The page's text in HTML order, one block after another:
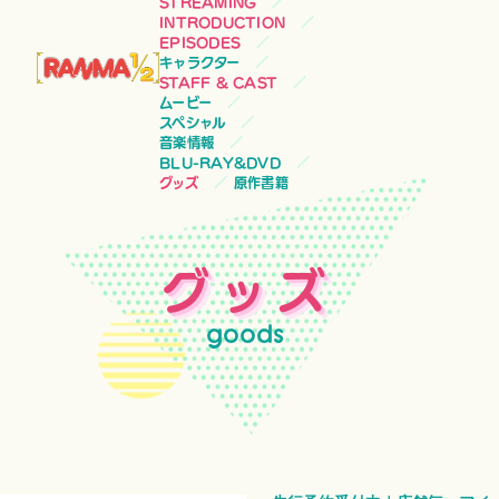
INTRODUCTION
EPISODES
キャラクター
STAFF & CAST
ムービー
スペシャル
音楽情報
BLU-RAY&DVD
グッズ
原作書籍
グッズ
goods